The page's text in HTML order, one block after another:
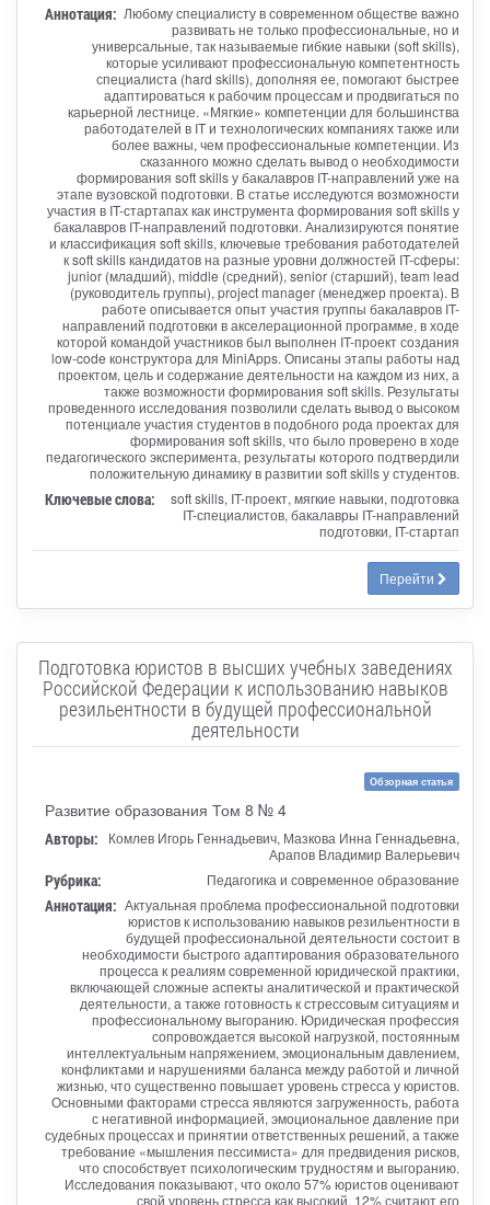
Аннотация: Любому специалисту в современном обществе важно
развивать не только профессиональные, но и
универсальные, так называемые гибкие навыки (soft skills),
которые усиливают профессиональную компетентность
специалиста (hard skills), дополняя ее, помогают быстрее
адаптироваться к рабочим процессам и продвигаться по
карьерной лестнице. «Мягкие» компетенции для большинства
работодателей в IT и технологических компаниях также или
более важны, чем профессиональные компетенции. Из
сказанного можно сделать вывод о необходимости
формирования soft skills у бакалавров IT-направлений уже на
этапе вузовской подготовки. В статье исследуются возможности
участия в IT-стартапах как инструмента формирования soft skills у
бакалавров IT-направлений подготовки. Анализируются понятие
и классификация soft skills, ключевые требования работодателей
к soft skills кандидатов на разные уровни должностей IT-сферы:
junior (младший), middle (средний), senior (старший), team lead
(руководитель группы), project manager (менеджер проекта). В
работе описывается опыт участия группы бакалавров IT-
направлений подготовки в акселерационной программе, в ходе
которой командой участников был выполнен IT-проект создания
low-code конструктора для MiniApps. Описаны этапы работы над
проектом, цель и содержание деятельности на каждом из них, а
также возможности формирования soft skills. Результаты
проведенного исследования позволили сделать вывод о высоком
потенциале участия студентов в подобного рода проектах для
формирования soft skills, что было проверено в ходе
педагогического эксперимента, результаты которого подтвердили
положительную динамику в развитии soft skills у студентов.
Ключевые слова:
soft skills, IT-проект, мягкие навыки, подготовка
IT-специалистов, бакалавры IT-направлений
подготовки, IT-стартап
Перейти
Подготовка юристов в высших учебных заведениях
Российской Федерации к использованию навыков
резильентности в будущей профессиональной
деятельности
Обзорная статья
Развитие образования Том 8 № 4
Авторы:
Комлев Игорь Геннадьевич, Мазкова Инна Геннадьевна,
Арапов Владимир Валерьевич
Рубрика: Педагогика и современное образование
Аннотация: Актуальная проблема профессиональной подготовки
юристов к использованию навыков резильентности в
будущей профессиональной деятельности состоит в
необходимости быстрого адаптирования образовательного
процесса к реалиям современной юридической практики,
включающей сложные аспекты аналитической и практической
деятельности, а также готовность к стрессовым ситуациям и
профессиональному выгоранию. Юридическая профессия
сопровождается высокой нагрузкой, постоянным
интеллектуальным напряжением, эмоциональным давлением,
конфликтами и нарушениями баланса между работой и личной
жизнью, что существенно повышает уровень стресса у юристов.
Основными факторами стресса являются загруженность, работа
с негативной информацией, эмоциональное давление при
судебных процессах и принятии ответственных решений, а также
требование «мышления пессимиста» для предвидения рисков,
что способствует психологическим трудностям и выгоранию.
Исследования показывают, что около 57% юристов оценивают
свой уровень стресса как высокий, 12% считают его